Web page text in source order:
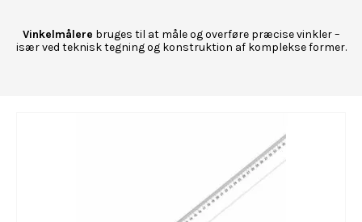
Vinkelmålere bruges til at måle og overføre præcise vinkler –
især ved teknisk tegning og konstruktion af komplekse former.